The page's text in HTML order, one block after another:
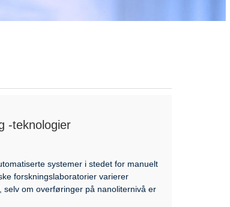
-teknologier
systemer i stedet for manuelt
forskningslaboratorier varierer
om overføringer på nanoliternivå er